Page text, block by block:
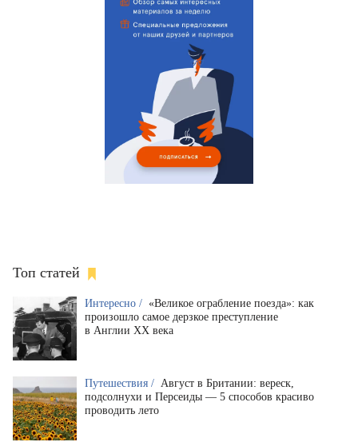
Топ статей
Интересно / «Великое ограбление поезда»: как
произошло самое дерзкое преступление
в Англии XX века
Путешествия / Август в Британии: вереск,
подсолнухи и Персеиды — 5 способов красиво
проводить лето